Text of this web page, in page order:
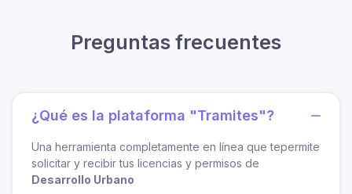
Preguntas frecuentes
¿Qué es la plataforma "Tramites"?
Una herramienta completamente en línea que tepermite
solicitar y recibir tus licencias y permisos de
Desarrollo Urbano